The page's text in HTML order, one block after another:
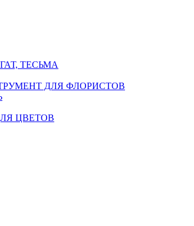
ТЕСЬМА
ДЛЯ ФЛОРИСТОВ
ЦВЕТОВ